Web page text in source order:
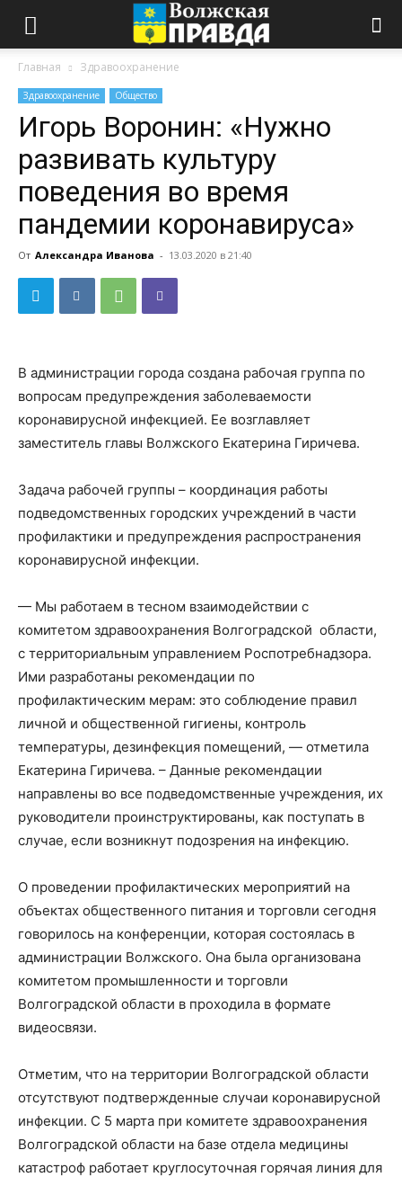
Главная Здравоохранение
Здравоохранение Общество
Игорь Воронин: «Нужно
развивать культуру
поведения во время
пандемии коронавируса»
От Александра Иванова - 13.03.2020 в 21:40
В администрации города создана рабочая группа по
вопросам предупреждения заболеваемости
коронавирусной инфекцией. Ее возглавляет
заместитель главы Волжского Екатерина Гиричева.
Задача рабочей группы – координация работы
подведомственных городских учреждений в части
профилактики и предупреждения распространения
коронавирусной инфекции.
— Мы работаем в тесном взаимодействии с
комитетом здравоохранения Волгоградской области,
с территориальным управлением Роспотребнадзора.
Ими разработаны рекомендации по
профилактическим мерам: это соблюдение правил
личной и общественной гигиены, контроль
температуры, дезинфекция помещений, — отметила
Екатерина Гиричева. – Данные рекомендации
направлены во все подведомственные учреждения, их
руководители проинструктированы, как поступать в
случае, если возникнут подозрения на инфекцию.
О проведении профилактических мероприятий на
объектах общественного питания и торговли сегодня
говорилось на конференции, которая состоялась в
администрации Волжского. Она была организована
комитетом промышленности и торговли
Волгоградской области в проходила в формате
видеосвязи.
Отметим, что на территории Волгоградской области
отсутствуют подтвержденные случаи коронавирусной
инфекции. С 5 марта при комитете здравоохранения
Волгоградской области на базе отдела медицины
катастроф работает круглосуточная горячая линия для